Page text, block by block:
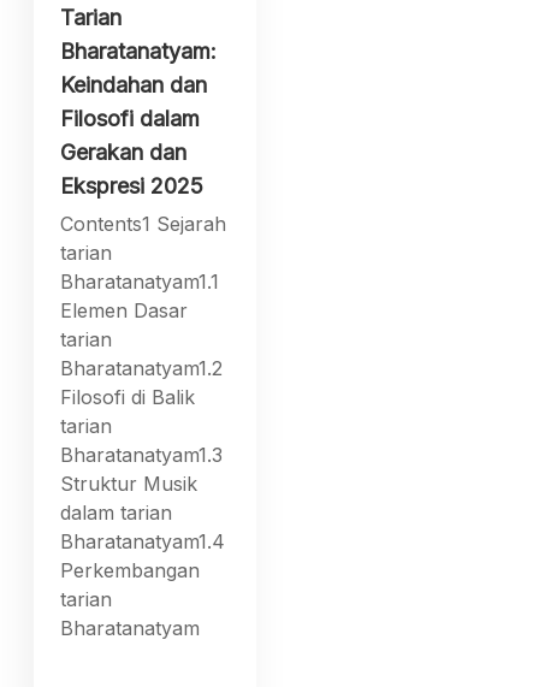
Tarian
Bharatanatyam:
Keindahan dan
Filosofi dalam
Gerakan dan
Ekspresi 2025
Contents1 Sejarah
tarian
Bharatanatyam1.1
Elemen Dasar
tarian
Bharatanatyam1.2
Filosofi di Balik
tarian
Bharatanatyam1.3
Struktur Musik
dalam tarian
Bharatanatyam1.4
Perkembangan
tarian
Bharatanatyam